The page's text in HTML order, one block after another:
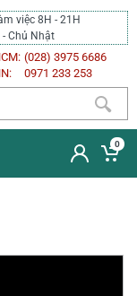
việc 8H - 21H
- Chủ Nhật
(028) 3975 6686
0971 233 253
0